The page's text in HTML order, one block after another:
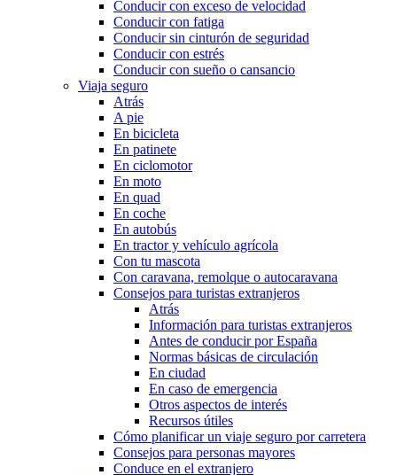
Conducir con exceso de velocidad
Conducir con fatiga
Conducir sin cinturón de seguridad
Conducir con estrés
Conducir con sueño o cansancio
Viaja seguro
Atrás
A pie
En bicicleta
En patinete
En ciclomotor
En moto
En quad
En coche
En autobús
En tractor y vehículo agrícola
Con tu mascota
Con caravana, remolque o autocaravana
Consejos para turistas extranjeros
Atrás
Información para turistas extranjeros
Antes de conducir por España
Normas básicas de circulación
En ciudad
En caso de emergencia
Otros aspectos de interés
Recursos útiles
Cómo planificar un viaje seguro por carretera
Consejos para personas mayores
Conduce en el extranjero